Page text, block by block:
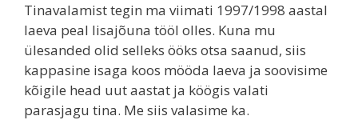
Tinavalamist tegin ma viimati 1997/1998 aastal
laeva peal lisajõuna tööl olles. Kuna mu
ülesanded olid selleks ööks otsa saanud, siis
kappasine isaga koos mööda laeva ja soovisime
kõigile head uut aastat ja köögis valati
parasjagu tina. Me siis valasime ka.